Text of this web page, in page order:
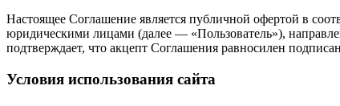
Настоящее Соглашение является публичной офертой в
юридическими лицами (далее — «Пользователь»),
подтверждает, что акцепт Соглашения равносилен
Условия использования сайта